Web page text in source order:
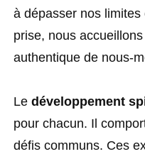
à dépasser nos
prise, nous
authentique de nous-
Le développement
pour chacun. Il
défis communs. Ces